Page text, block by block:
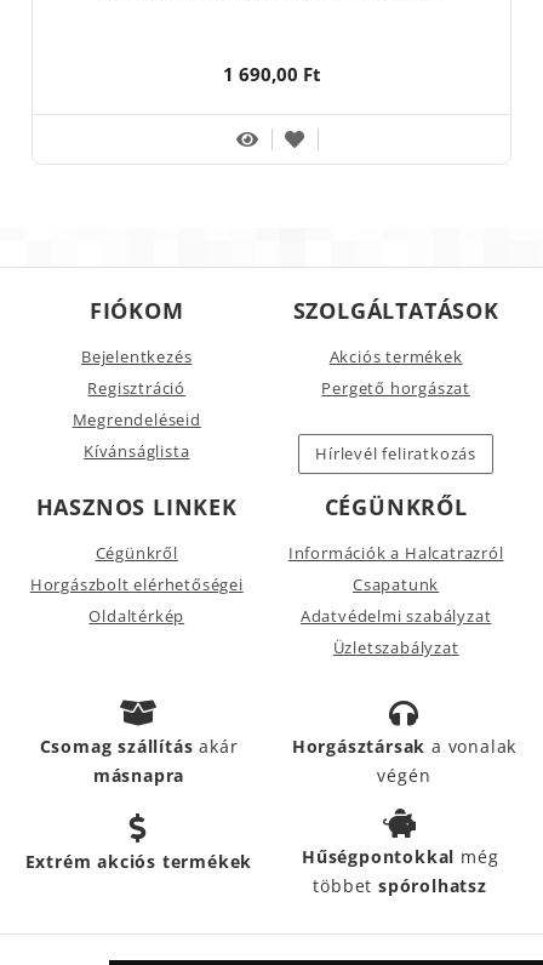
1 690,00 Ft
FIÓKOM
Bejelentkezés
Regisztráció
Megrendeléseid
Kívánságlista
SZOLGÁLTATÁSOK
Akciós termékek
Pergető horgászat
Hírlevél feliratkozás
HASZNOS LINKEK
Cégünkről
Horgászbolt elérhetőségei
Oldaltérkép
CÉGÜNKRŐL
Információk a Halcatrazról
Csapatunk
Adatvédelmi szabályzat
Üzletszabályzat
Csomag szállításakár
másnapra
Horgásztársak a vonalak
végén
Extrém akciós termékek Hűségpontokkal még
többetspórolhatsz